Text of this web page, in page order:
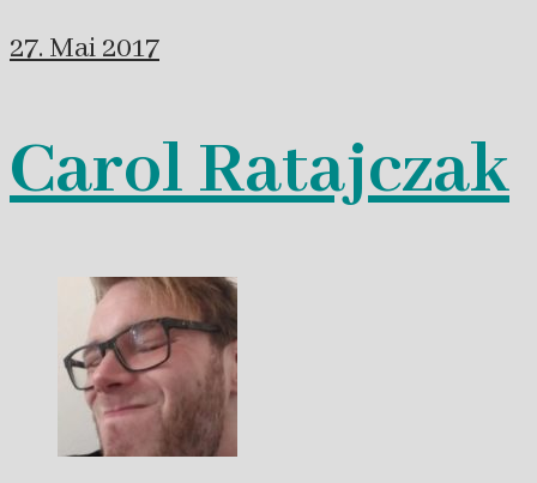
27. Mai 2017
Carol Ratajczak